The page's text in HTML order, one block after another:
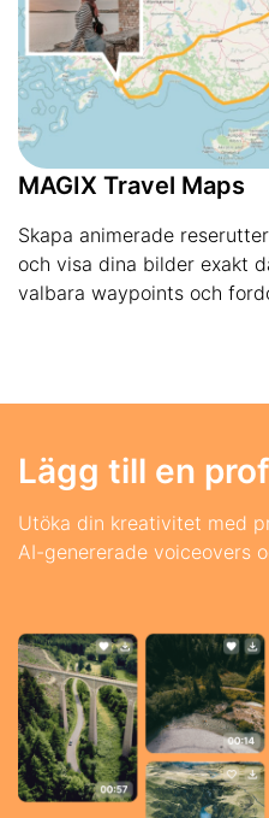
MAGIX Travel Maps
Skapa animerade
och visa dina bilder exakt
valbara waypoints och
Lägg till en
Utöka din kreativitet med
AI-genererade voiceovers